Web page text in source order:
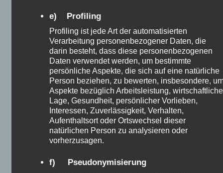
viel Erfahrung, und Sie müssen deal mit die
Aber ich don’t denke, kleine Anleger könnten ein
Vermögen machen mit es.
Neben, Sie müssen aktiv sein, alle Zeit. Haben Sie
immer zu kaufen und zu verkaufen, wie day-Trader.
Die meisten kleinen Investoren dont haben viel Zeit.
Aber wass mehr wichtig ist, dass Sie müssen eine
Gebühr zahlen, für jede Transaktion. Geld, das
schneidet Ihre Rückkehr.
Investmentfonds und Anleihen
e) Profiling
Profiling ist jede Art der automatisierten
Verarbeitung personenbezogener Daten, die
darin besteht, dass diese personenbezogenen
Daten verwendet werden, um bestimmte
persönliche Aspekte, die sich auf eine natürliche
Person beziehen, zu bewerten, insbesondere,
Aspekte bezüglich Arbeitsleistung,
Lage, Gesundheit, persönlicher Vorlieben,
Interessen, Zuverlässigkeit, Verhalten,
Aufenthaltsort oder Ortswechsel dieser
natürlichen Person zu analysieren oder
vorherzusagen.
f) Pseudonymisierung